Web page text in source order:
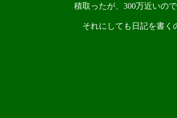
積取ったが、300万近いの
それにしても日記を書く